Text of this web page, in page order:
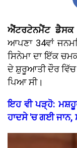
ਐਂਟਰਟੇਨਮੈਂਟ
ਆਪਣਾ 34ਵਾਂ
ਸਿਨੇਮਾ ਦਾ ਇੱਕ
ਦੇ ਸ਼ੁਰੂਆਤੀ ਦੌਰ ਵਿੱਚ
ਪਿਆ ਸੀ।
ਇਹ ਵੀ ਪੜ੍ਹੋ:
ਹਾਦਸੇ 'ਚ ਗਈ